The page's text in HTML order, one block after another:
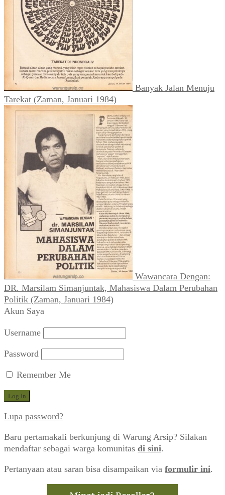
Banyak Jalan Menuju
Tarekat (Zaman, Januari 1984)
Wawancara Dengan:
DR. Marsilam Simanjuntak, Mahasiswa Dalam Perubahan
Politik (Zaman, Januari 1984)
Akun Saya
Username
Password
Remember Me
Lupa password?
Baru pertamakali berkunjung di Warung Arsip? Silakan
mendaftar sebagai warga komunitas di sini.
Pertanyaan atau saran bisa disampaikan via formulir ini.